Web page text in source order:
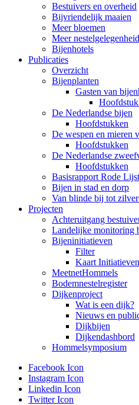
Bestuivers en overheid
Bijvriendelijk maaien
Meer bloemen
Meer nestelgelegenheid
Bijenhotels
Publicaties
Overzicht
Bijenplanten
Gasten van
De Nederlandse bijen
Hoofdstukken
De wespen en mieren
Hoofdstukken
De Nederlandse
Hoofdstukken
Basisrapport Rode
Bijen in stad en dorp
Van blinde bij tot
Projecten
Achteruitgang
Landelijke monitoring
Bijeninitiatieven
Filter
Kaart
MeetnetHommels
Bodemnestelregister
Dijkenproject
Wat is een dijk?
Nieuws en
Dijkbijen
Dijkendashbord
Hommelsymposium
Facebook Icon
Instagram Icon
Linkedin Icon
Twitter Icon